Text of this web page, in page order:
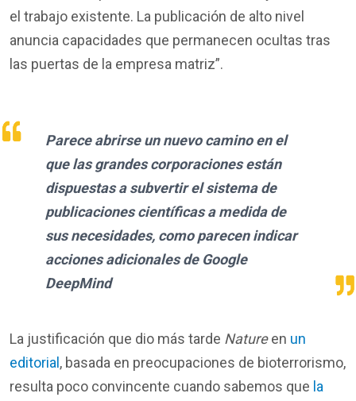
el trabajo existente. La publicación de alto nivel
anuncia capacidades que permanecen ocultas tras
las puertas de la empresa matriz”.
Parece abrirse un nuevo camino en el
que las grandes corporaciones están
dispuestas a subvertir el sistema de
publicaciones científicas a medida de
sus necesidades, como parecen indicar
acciones adicionales de Google
DeepMind
La justificación que dio más tarde Natureen un
editorial , basada en preocupaciones de bioterrorismo,
resulta poco convincente cuando sabemos que la